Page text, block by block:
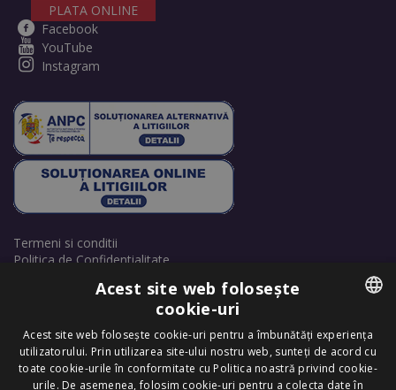
PLATA ONLINE
Facebook
YouTube
Instagram
Termeni si conditii
Politica de Confidentialitate
Retrage consimțământ cookie-uri
ROMANIAN
ENGLISH
Acest site web folosește
cookie-uri
Acest site web folosește cookie-uri pentru a îmbunătăți experiența
utilizatorului. Prin utilizarea site-ului nostru web, sunteți de acord cu
toate cookie-urile în conformitate cu Politica noastră privind cookie-
urile. De asemenea, folosim cookie-uri pentru a colecta date în